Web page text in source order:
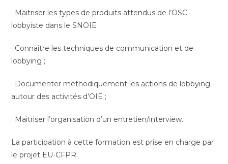
· Maitriser les types de produits attendus de l’OSC
lobbyiste dans le SNOIE
· Connaître les techniques de communication et de
lobbying ;
· Documenter méthodiquement les actions de lobbying
autour des activités d’OIE ;
· Maitriser l’organisation d’un entretien/interview.
La participation à cette formation est prise en charge par
le projet EU-CFPR.